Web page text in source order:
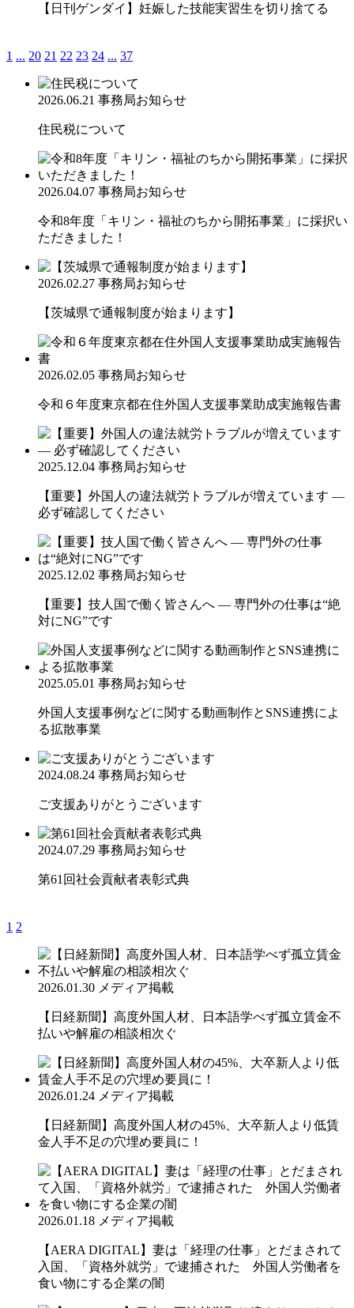
【日刊ゲンダイ】妊娠した技能実習生を切り捨てる
1 ... 20 21 22 23 24 ... 37
2026.06.21 事務局お知らせ
住民税について
2026.04.07 事務局お知らせ
令和8年度「キリン・福祉のちから開拓事業」に採択い
ただきました！
2026.02.27 事務局お知らせ
【茨城県で通報制度が始まります】
2026.02.05 事務局お知らせ
令和６年度東京都在住外国人支援事業助成実施報告書
2025.12.04 事務局お知らせ
【重要】外国人の違法就労トラブルが増えています ―
必ず確認してください
2025.12.02 事務局お知らせ
【重要】技人国で働く皆さんへ ― 専門外の仕事は“絶
対にNG”です
2025.05.01 事務局お知らせ
外国人支援事例などに関する動画制作とSNS連携によ
る拡散事業
2024.08.24 事務局お知らせ
ご支援ありがとうございます
2024.07.29 事務局お知らせ
第61回社会貢献者表彰式典
1 2
2026.01.30 メディア掲載
【日経新聞】高度外国人材、日本語学べず孤立賃金不
払いや解雇の相談相次ぐ
2026.01.24 メディア掲載
【日経新聞】高度外国人材の45%、大卒新人より低賃
金人手不足の穴埋め要員に！
2026.01.18 メディア掲載
【AERA DIGITAL】妻は「経理の仕事」とだまされて
入国、「資格外就労」で逮捕された 外国人労働者を
食い物にする企業の闇